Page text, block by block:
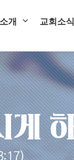
개 교회소식